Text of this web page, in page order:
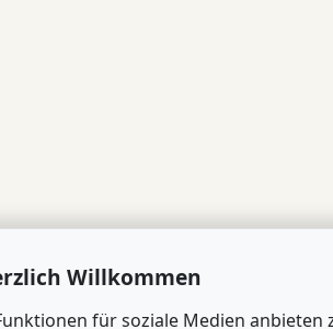
Willkommen
für soziale Medien anbieten